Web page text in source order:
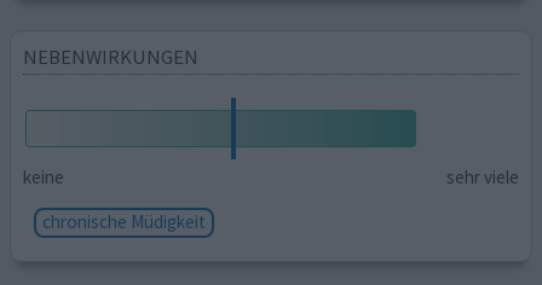
NEBENWIRKUNGEN
keine
sehr viele
chronische Müdigkeit